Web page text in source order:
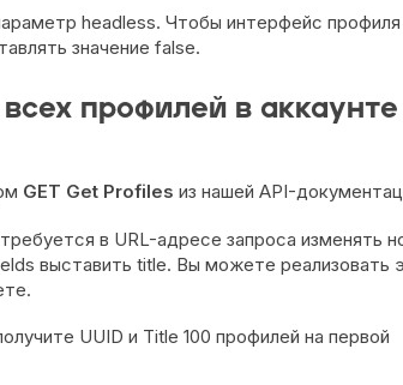
headless. Чтобы интерфейс профиля
значение false.
профилей в аккаунте
GET Get Profiles из нашей API-
в URL-адресе запроса изменять
выставить title. Вы можете реализовать
UUID и Title 100 профилей на первой